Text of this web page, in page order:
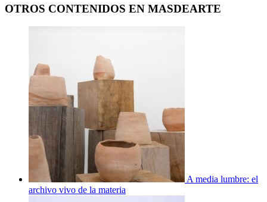
OTROS CONTENIDOS EN MASDEARTE
A media lumbre: el
archivo vivo de la materia